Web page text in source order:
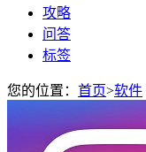
攻略
问答
标签
您的位置： 首页>软件